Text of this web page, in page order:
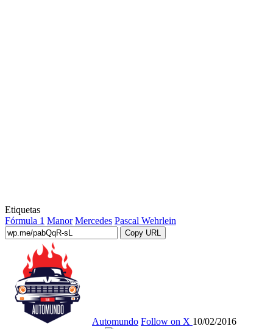
Etiquetas
Fórmula 1 Manor Mercedes Pascal Wehrlein
Copy URL
Automundo Follow on X 10/02/2016